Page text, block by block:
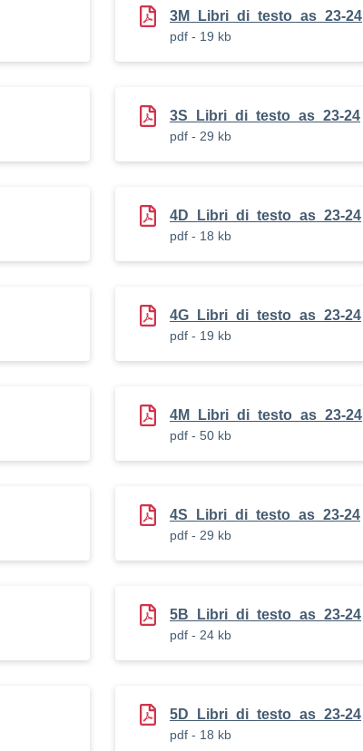
3M_Libri_di_testo_as_23-24
pdf - 19 kb
3S_Libri_di_testo_as_23-24
pdf - 29 kb
4D_Libri_di_testo_as_23-24
pdf - 18 kb
4G_Libri_di_testo_as_23-24
pdf - 19 kb
4M_Libri_di_testo_as_23-24
pdf - 50 kb
4S_Libri_di_testo_as_23-24
pdf - 29 kb
5B_Libri_di_testo_as_23-24
pdf - 24 kb
5D_Libri_di_testo_as_23-24
pdf - 18 kb